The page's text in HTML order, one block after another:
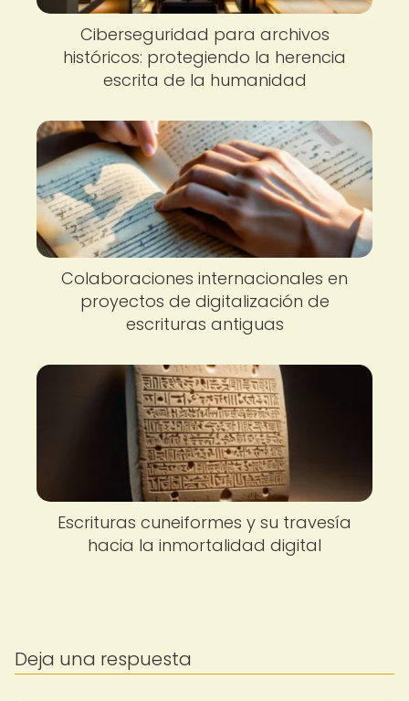
Ciberseguridad para archivos
históricos: protegiendo la herencia
escrita de la humanidad
Colaboraciones internacionales en
proyectos de digitalización de
escrituras antiguas
Escrituras cuneiformes y su travesía
hacia la inmortalidad digital
Deja una respuesta